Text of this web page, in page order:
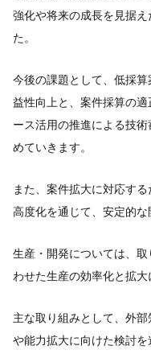
強化や将来の成長を見据
た。
今後の課題として、低採
益性向上と、案件採算の
ース活用の推進による技
めていきます。
また、案件拡大に対応す
高度化を通じて、安定的な
生産・開発については、
わせた生産の効率化と拡大
主な取り組みとして、外
や能力拡大に向けた検討